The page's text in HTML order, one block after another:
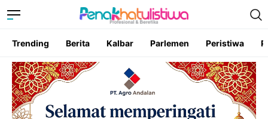
Trending Berita Kalbar Parlemen Peristiwa